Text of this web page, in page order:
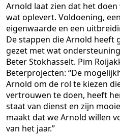
Arnold laat zien dat het
wat oplevert. Voldoening,
eigenwaarde en een
De stappen die Arnold heeft
gezet met wat
Beter Stokhasselt. Pim
Beterprojecten: “De
Arnold om de rol te kiezen
vertrouwen te doen, heeft
staat van dienst en zijn
maakt dat we Arnold willen
van het jaar.”